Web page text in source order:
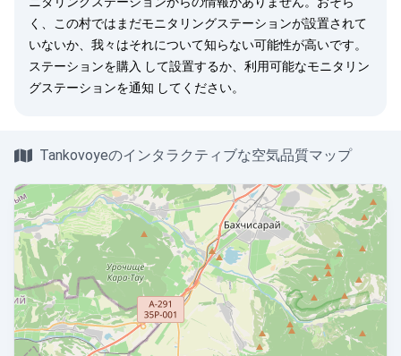
く、この村ではまだモニタリングステーションが設置されて
いないか、我々はそれについて知らない可能性が高いです。
ステーションを購入 して設置するか、利用可能なモニタリン
グステーションを通知 してください。
Tankovoyeのインタラクティブな空気品質マップ